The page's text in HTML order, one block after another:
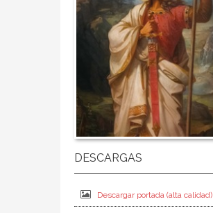
Descargar portada (alta calidad)